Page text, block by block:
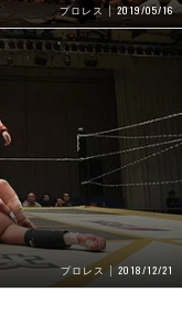
プロレス 2019/05/16
プロレス 2018/12/21